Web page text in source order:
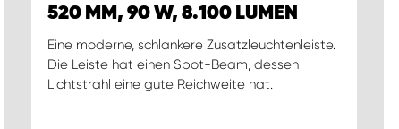
520 MM, 90 W, 8.100 LUMEN
Eine moderne, schlankere Zusatzleuchtenleiste.
Die Leiste hat einen Spot-Beam, dessen
Lichtstrahl eine gute Reichweite hat.